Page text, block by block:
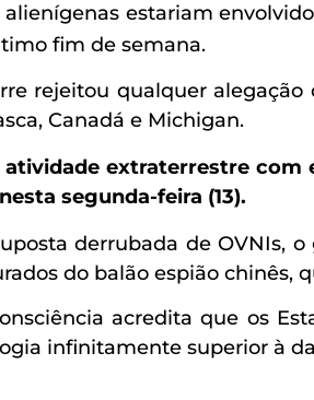
alienígenas estariam
fim de semana.
rejeitou qualquer
Canadá e Michigan.
extraterrestre com
segunda-feira (13).
derrubada de OVNIs,
do balão espião chinês,
acredita que os
infinitamente superior à